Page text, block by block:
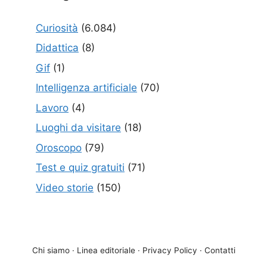
Curiosità (6.084)
Didattica (8)
Gif (1)
Intelligenza artificiale (70)
Lavoro (4)
Luoghi da visitare (18)
Oroscopo (79)
Test e quiz gratuiti (71)
Video storie (150)
Chi siamo · Linea editoriale · Privacy Policy · Contatti